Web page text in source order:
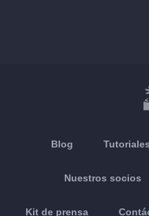
Blog Tutoriales
Nuestros socios
Kit de prensa